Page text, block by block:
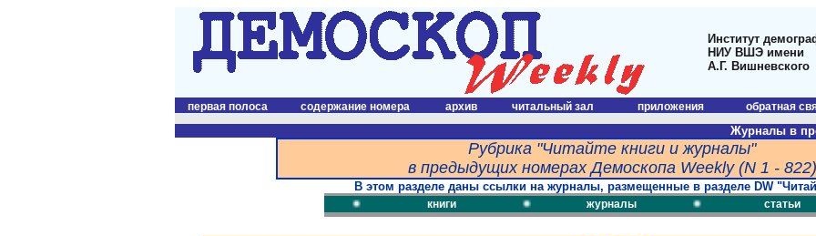
Институт
НИУ ВШЭ имени
А.Г. Вишневского
первая полоса содержание номера архив читальный зал приложения обратная
Журналы в
Рубрика "Читайте книги и журналы"
в предыдущих номерах Демоскопа Weekly (N 1 - 822)
В этом разделе даны ссылки на журналы, размещенные в разделе DW
книги журналы статьи